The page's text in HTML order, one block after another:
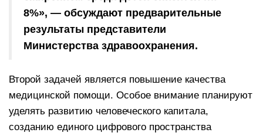
8%», — обсуждают предварительные
результаты представители
Министерства здравоохранения.
Второй задачей является повышение качества
медицинской помощи. Особое внимание планируют
уделять развитию человеческого капитала,
созданию единого цифрового пространства